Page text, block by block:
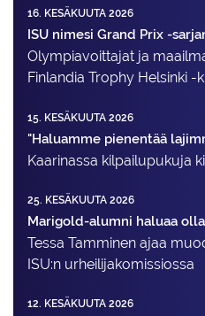
16. KESÄKUUTA 2026
ISU nimesi Grand Prix -
Olympiavoittajat ja
Finlandia Trophy Helsinki -
15. KESÄKUUTA 2026
"Haluamme pienentää
Kaarinassa kilpailupukuja
25. KESÄKUUTA 2026
Marigold-alumni haluaa
Tessa Tamminen ajaa
ISU:n urheilija­komissiossa
12. KESÄKUUTA 2026